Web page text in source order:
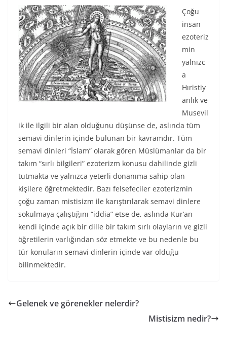
Çoğu
insan
ezoteriz
min
yalnızc
a
Hıristiy
anlık ve
Musevil
ik ile ilgili bir alan olduğunu düşünse de, aslında tüm
semavi dinlerin içinde bulunan bir kavramdır. Tüm
semavi dinleri “İslam” olarak gören Müslümanlar da bir
takım “sırlı bilgileri” ezoterizm konusu dahilinde gizli
tutmakta ve yalnızca yeterli donanıma sahip olan
kişilere öğretmektedir. Bazı felsefeciler ezoterizmin
çoğu zaman mistisizm ile karıştırılarak semavi dinlere
sokulmaya çalıştığını “iddia” etse de, aslında Kur’an
kendi içinde açık bir dille bir takım sırlı olayların ve gizli
öğretilerin varlığından söz etmekte ve bu nedenle bu
tür konuların semavi dinlerin içinde var olduğu
bilinmektedir.
Gelenek ve görenekler nelerdir?
Mistisizm nedir?